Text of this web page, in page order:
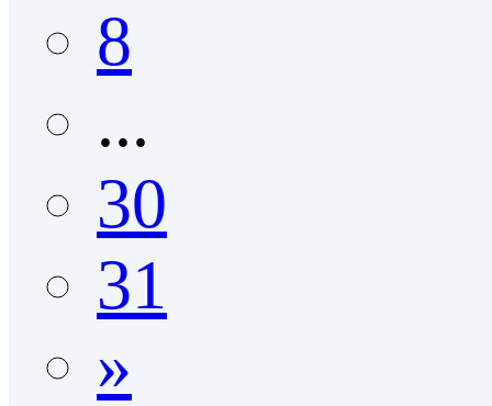
8
...
30
31
»